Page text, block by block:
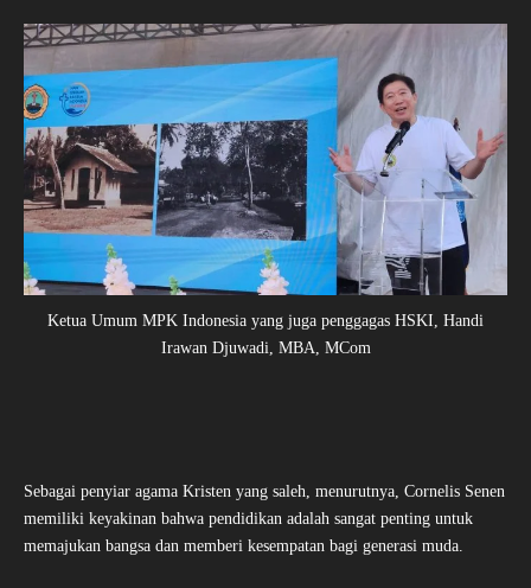
Ketua Umum MPK Indonesia yang juga penggagas HSKI, Handi
Irawan Djuwadi, MBA, MCom
Sebagai penyiar agama Kristen yang saleh, menurutnya, Cornelis Senen
memiliki keyakinan bahwa pendidikan adalah sangat penting untuk
memajukan bangsa dan memberi kesempatan bagi generasi muda.